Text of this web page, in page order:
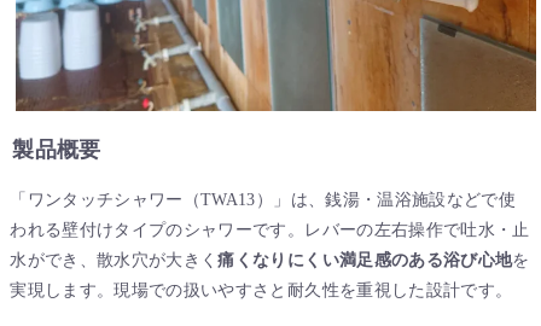
製品概要
「ワンタッチシャワー（TWA13）」は、銭湯・温浴施設などで使
われる壁付けタイプのシャワーです。レバーの左右操作で吐水・止
水ができ、散水穴が大きく痛くなりにくい満足感のある浴び心地を
実現します。現場での扱いやすさと耐久性を重視した設計です。